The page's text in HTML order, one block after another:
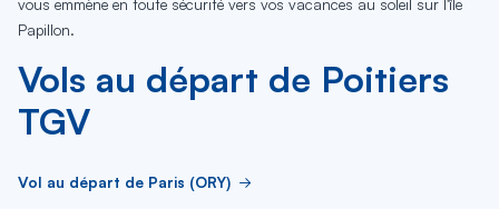
vous emmène en toute sécurité vers vos vacances au soleil sur l'île
Papillon.
Vols au départ de Poitiers
TGV
Vol au départ de Paris (ORY)